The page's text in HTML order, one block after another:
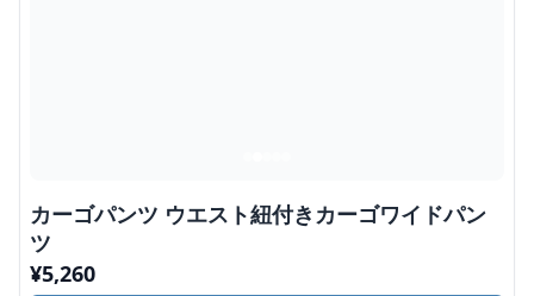
カーゴパンツ ウエスト紐付きカーゴワイドパン
ツ
¥5,260